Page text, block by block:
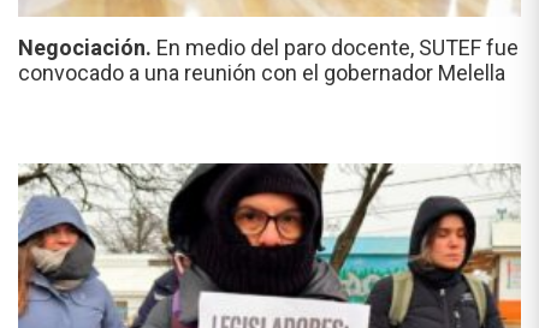
Negociación. En medio del paro docente, SUTEF fue
convocado a una reunión con el gobernador Melella